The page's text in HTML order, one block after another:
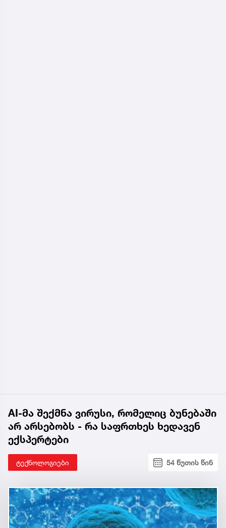
AI-მა შექმნა ვირუსი, რომელიც ბუნებაში
არ არსებობს - რა საფრთხეს ხედავენ
ექსპერტები
ტექნოლოგიები 54 წუთის წინ